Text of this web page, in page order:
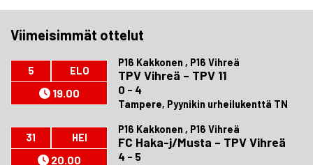
Viimeisimmät ottelut
5 ELO
19.00
P16 Kakkonen , P16 Vihreä
TPV Vihreä – TPV 11
0 - 4
Tampere, Pyynikin urheilukenttä TN
31 HEI
20.00
P16 Kakkonen , P16 Vihreä
FC Haka-j/Musta – TPV Vihreä
4 - 5